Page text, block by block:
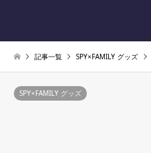
記事一覧 SPY×FAMILY グッズ
SPY×FAMILY グッズ